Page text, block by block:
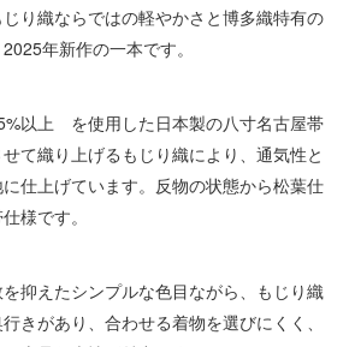
り織ならではの軽やかさと博多織特有の
年新作の一本です。
以上 を使用した日本製の八寸名古屋帯
て織り上げるもじり織により、通気性と
仕上げています。反物の状態から松葉仕
様です。
を抑えたシンプルな色目ながら、もじり織
きがあり、合わせる着物を選びにくく、